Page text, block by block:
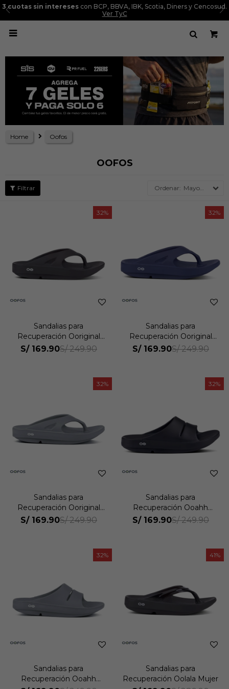
3 cuotas sin intereses con BCP, BBVA, IBK, Scotia, Diners y Cencosud.
Ver TyC

Home Oofos
OOFOS
Mayor precio
32
Sandalias para
Recuperación Ooriginal
Unisex
S/ 169.90S/ 249.90
32
Sandalias para
Recuperación Ooriginal
Unisex
S/ 169.90S/ 249.90
32
Sandalias para
Recuperación Ooriginal
Unisex
S/ 169.90S/ 249.90
32
Sandalias para
Recuperación Ooahh
Unisex
S/ 169.90S/ 249.90
32
Sandalias para
Recuperación Ooahh
41
Sandalias para
Recuperación Oolala Mujer